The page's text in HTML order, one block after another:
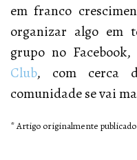
em franco
organizar algo em
grupo no Facebook,
Club, com cerca
comunidade se vai
* Artigo originalmente publicado